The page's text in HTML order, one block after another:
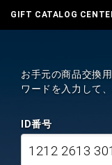
GIFT CATALOG
お手元の商品交換
ワードを入力して
ID番号
1212 2613